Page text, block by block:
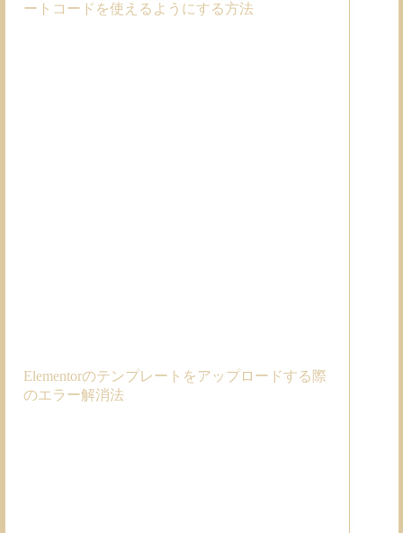
ートコードを使えるようにする方法
Elementorのテンプレートをアップロードする際
のエラー解消法